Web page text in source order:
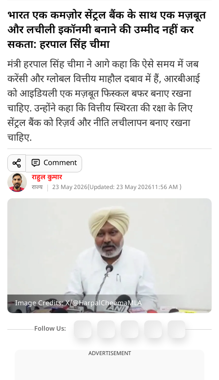
भारत एक कमज़ोर सेंट्रल बैंक के साथ एक मज़बूत
और लचीली इकॉनमी बनाने की उम्मीद नहीं कर
सकता: हरपाल सिंह चीमा
मंत्री हरपाल सिंह चीमा ने आगे कहा कि ऐसे समय में जब
करेंसी और ग्लोबल वित्तीय माहौल दबाव में हैं, आरबीआई
को आइडियली एक मज़बूत फिस्कल बफर बनाए रखना
चाहिए. उन्होंने कहा कि वित्तीय स्थिरता की रक्षा के लिए
सेंट्रल बैंक को रिज़र्व और नीति लचीलापन बनाए रखना
चाहिए.
राहुल कुमार
राज्य 23 May 2026(Updated: 23 May 202611:56 AM )
Comment
Image Credits: X/@HarpalCheemaMLA
Follow Us:
ADVERTISEMENT